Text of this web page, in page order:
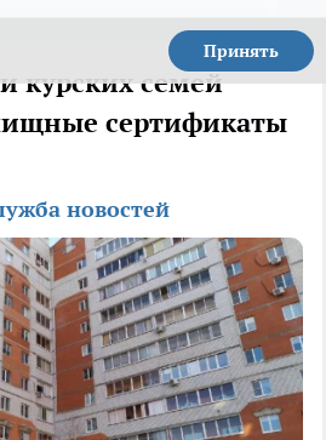
Принять
курских семей
сертификаты
новостей